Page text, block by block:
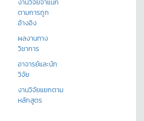
งานวิจัยจำแนก
ตามการถูก
อ้างอิง
ผลงานทาง
วิชาการ
อาจารย์และนัก
วิจัย
งานวิจัยแยกตาม
หลักสูตร